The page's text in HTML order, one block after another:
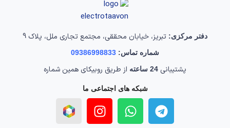
دفتر مرکزی: تبریز، خیابان محققی، مجتمع تجاری ملل، پلاک 9
شماره تماس: 09386998833
پشتیبانی 24 ساعته از طریق روبیکای همین شماره
شبکه های اجتماعی ما